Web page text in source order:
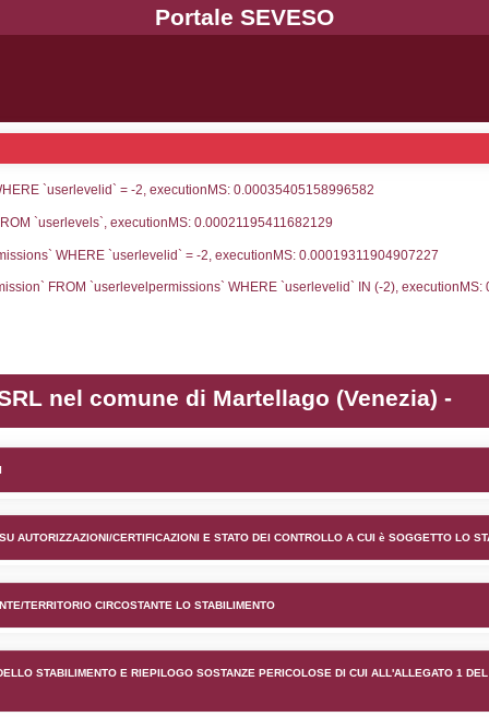
FROM `userlevels` WHERE `userlevelid` = -
FROM `userlevelpermissions` WHERE
PUBLIGAS SRL nel